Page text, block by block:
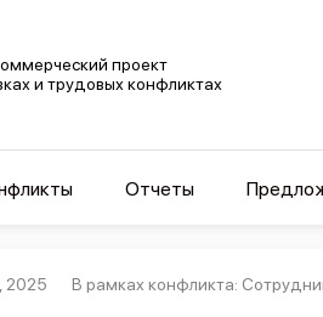
проект
и трудовых конфликтах
Отчеты
2025 В рамках конфликта: